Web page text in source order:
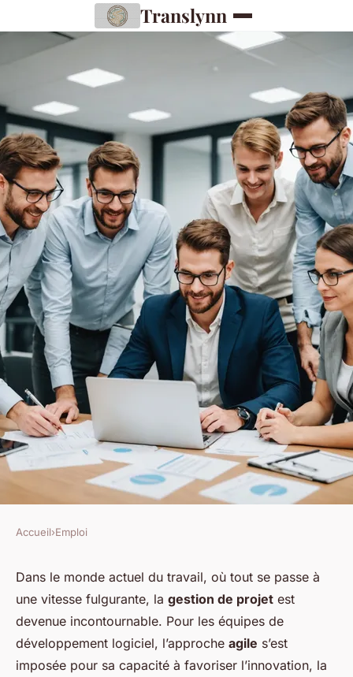
Translynn
Comment doter une équipe de
développement logiciel en
compétences de gestion de
projet agile?
Accueil›Emploi
Dans le monde actuel du travail, où tout se passe à
une vitesse fulgurante, la gestion de projet est
devenue incontournable. Pour les équipes de
développement logiciel, l’approche agile s’est
imposée pour sa capacité à favoriser l’innovation, la